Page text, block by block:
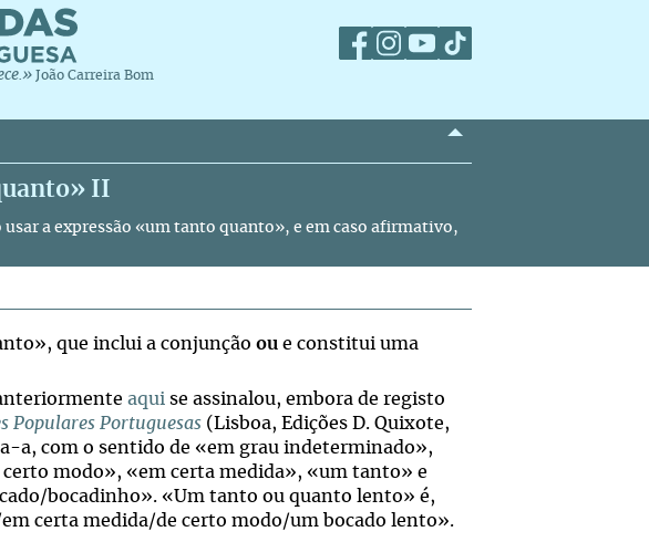
João Carreira Bom
II
a expressão «um tanto quanto», e em caso afirmativo,
que inclui a conjunção ou e constitui uma
aqui se assinalou, embora de registo
Populares Portuguesas (Lisboa, Edições D. Quixote,
a, com o sentido de «em grau indeterminado»,
modo», «em certa medida», «um tanto» e
bocadinho». «Um tanto ou quanto lento» é,
certa medida/de certo modo/um bocado lento».